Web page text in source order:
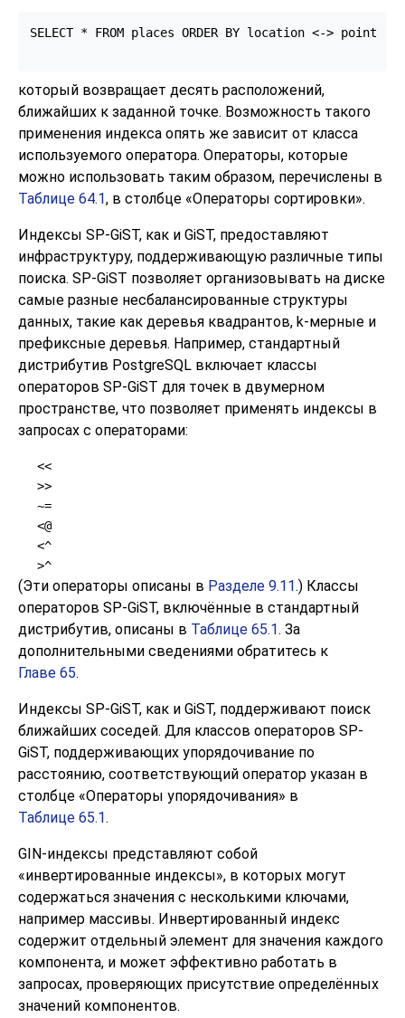
SELECT * FROM places ORDER BY location <-> point
который возвращает десять расположений,
ближайших к заданной точке. Возможность такого
применения индекса опять же зависит от класса
используемого оператора. Операторы, которые
можно использовать таким образом, перечислены в
Таблице 64.1, в столбце «Операторы сортировки».
Индексы SP-GiST, как и GiST, предоставляют
инфраструктуру, поддерживающую различные типы
поиска. SP-GiST позволяет организовывать на диске
самые разные несбалансированные структуры
данных, такие как деревья квадрантов, k-мерные и
префиксные деревья. Например, стандартный
дистрибутив PostgreSQL включает классы
операторов SP-GiST для точек в двумерном
пространстве, что позволяет применять индексы в
запросах с операторами:
<<
>>
~=
<@
<^
>^
(Эти операторы описаны в Разделе 9.11.) Классы
операторов SP-GiST, включённые в стандартный
дистрибутив, описаны в Таблице 65.1. За
дополнительными сведениями обратитесь к
Главе 65.
Индексы SP-GiST, как и GiST, поддерживают поиск
ближайших соседей. Для классов операторов SP-
GiST, поддерживающих упорядочивание по
расстоянию, соответствующий оператор указан в
столбце «Операторы упорядочивания» в
Таблице 65.1.
GIN-индексы представляют собой
«инвертированные индексы», в которых могут
содержаться значения с несколькими ключами,
например массивы. Инвертированный индекс
содержит отдельный элемент для значения каждого
компонента, и может эффективно работать в
запросах, проверяющих присутствие определённых
значений компонентов.